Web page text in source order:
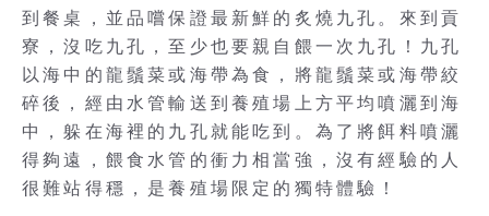
到餐桌，並品嚐保證最新鮮的炙燒九孔。來到貢
寮，沒吃九孔，至少也要親自餵一次九孔！九孔
以海中的龍鬚菜或海帶為食，將龍鬚菜或海帶絞
碎後，經由水管輸送到養殖場上方平均噴灑到海
中，躲在海裡的九孔就能吃到。為了將餌料噴灑
得夠遠，餵食水管的衝力相當強，沒有經驗的人
很難站得穩，是養殖場限定的獨特體驗！